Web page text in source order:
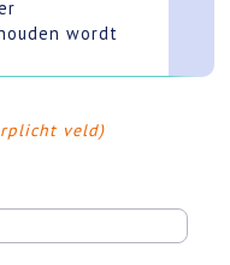
wordt
veld)